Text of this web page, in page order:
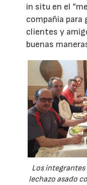
in situ en el
compañía para
clientes y
buenas
Los
lechazo asado